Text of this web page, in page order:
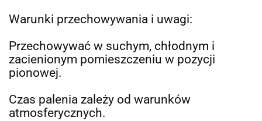
Warunki przechowywania i uwagi:
Przechowywać w suchym, chłodnym i
zacienionym pomieszczeniu w pozycji
pionowej.
Czas palenia zależy od warunków
atmosferycznych.